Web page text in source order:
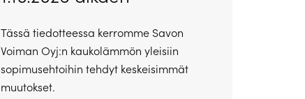
Tässä tiedotteessa kerromme Savon
Voiman Oyj:n kaukolämmön yleisiin
sopimusehtoihin tehdyt keskeisimmät
muutokset.